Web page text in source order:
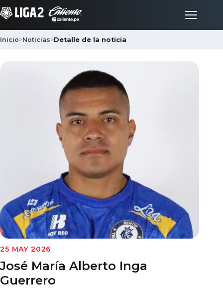
Noticias
Documentos
Inicio>Noticias>Detalle de la noticia
25 MAY 2026
José María Alberto Inga
Guerrero